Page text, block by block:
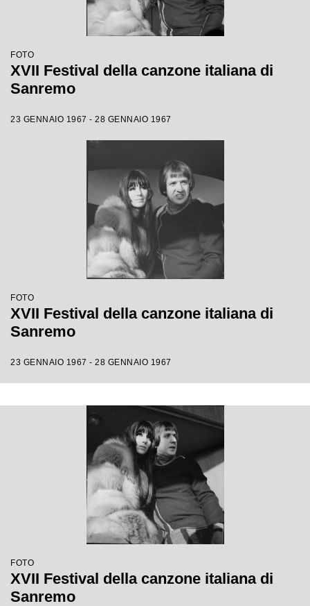
FOTO
XVII Festival della canzone italiana di
Sanremo
23 GENNAIO 1967 - 28 GENNAIO 1967
FOTO
XVII Festival della canzone italiana di
Sanremo
23 GENNAIO 1967 - 28 GENNAIO 1967
FOTO
XVII Festival della canzone italiana di
Sanremo